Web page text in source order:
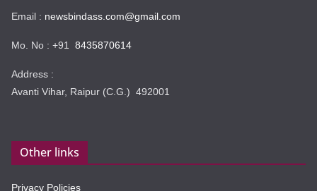
Email : newsbindass.com@gmail.com
Mo. No : +91 8435870614
Address :
Avanti Vihar, Raipur (C.G.) 492001
Other links
Privacy Policies